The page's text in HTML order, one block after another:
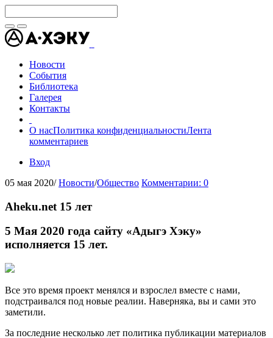
Новости
События
Библиотека
Галерея
Контакты
О насПолитика конфиденциальностиЛента
комментариев
Вход
05 мая 2020/ Новости/Общество Комментарии: 0
Aheku.net 15 лет
5 Мая 2020 года сайту «Адыгэ Хэку»
исполняется 15 лет.
Все это время проект менялся и взрослел вместе с нами,
подстраивался под новые реалии. Наверняка, вы и сами это
заметили.
За последние несколько лет политика публикации материалов